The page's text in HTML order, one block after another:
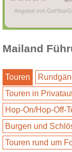
Angebot von
Mailand
Touren
Touren in
Hop-On/Hop-Off-
Burgen und
Touren rund um